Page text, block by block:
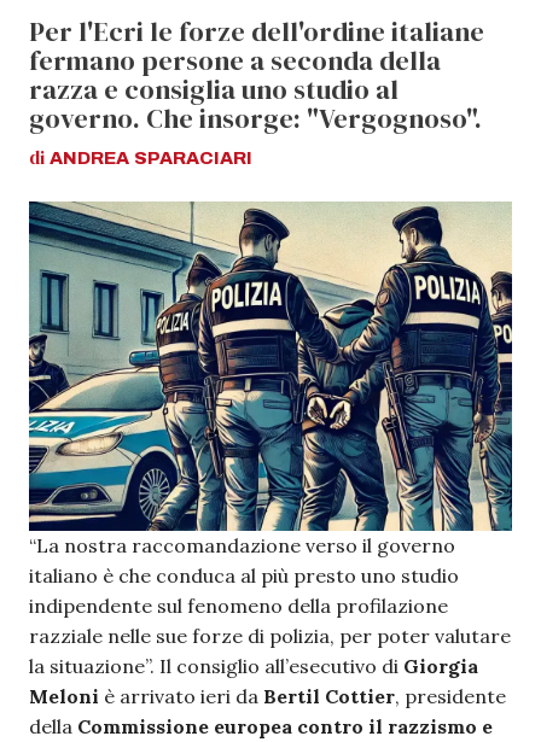
Per l'Ecri le forze dell'ordine italiane
fermano persone a seconda della
razza e consiglia uno studio al
governo. Che insorge: "Vergognoso".
di ANDREA SPARACIARI
“La nostra raccomandazione verso il governo
italiano è che conduca al più presto uno studio
indipendente sul fenomeno della profilazione
razziale nelle sue forze di polizia, per poter valutare
la situazione”. Il consiglio all’esecutivo di Giorgia
Meloni è arrivato ieri da Bertil Cottier, presidente
della Commissione europea contro il razzismo e